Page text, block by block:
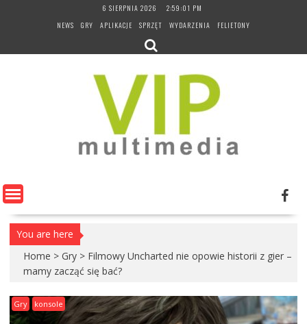
6 SIERPNIA 2026
2:59:02 PM
NEWS
GRY APLIKACJE SPRZĘT WYDARZENIA FELIETONY
You are here
Home > Gry > Filmowy Uncharted nie opowie historii z gier –
mamy zacząć się bać?
Gry konsole